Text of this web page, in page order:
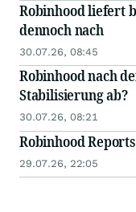
Robinhood liefert
dennoch nach
30.07.26, 08:45
Robinhood nach
Stabilisierung ab?
30.07.26, 08:21
Robinhood
29.07.26, 22:05